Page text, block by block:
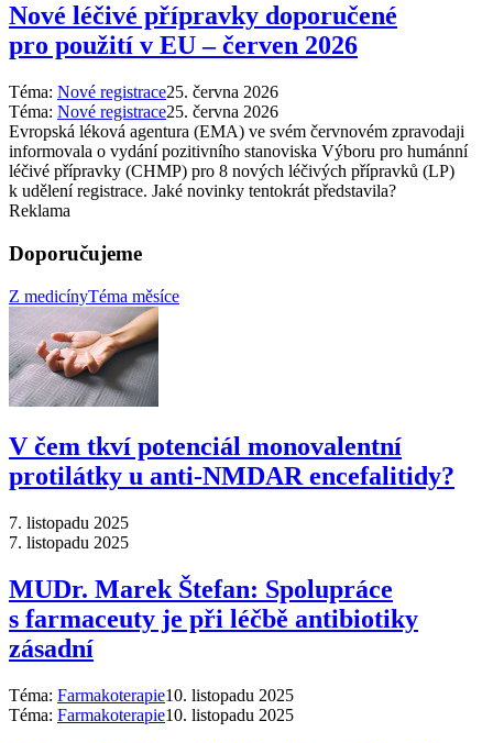
Nové léčivé přípravky doporučené
pro použití v EU –⁠ červen 2026
Téma: Nové registrace25. června 2026
Téma: Nové registrace25. června 2026
Evropská léková agentura (EMA) ve svém červnovém zpravodaji
informovala o vydání pozitivního stanoviska Výboru pro humánní
léčivé přípravky (CHMP) pro 8 nových léčivých přípravků (LP)
k udělení registrace. Jaké novinky tentokrát představila?
Reklama
Doporučujeme
Z medicínyTéma měsíce
V čem tkví potenciál monovalentní
protilátky u anti-NMDAR encefalitidy?
7. listopadu 2025
7. listopadu 2025
MUDr. Marek Štefan: Spolupráce
s farmaceuty je při léčbě antibiotiky
zásadní
Téma: Farmakoterapie10. listopadu 2025
Téma: Farmakoterapie10. listopadu 2025